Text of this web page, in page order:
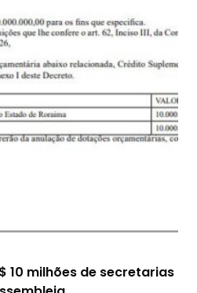
10 milhões de secretarias